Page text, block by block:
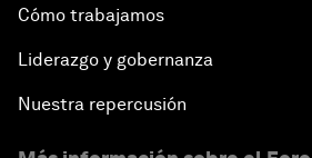
Cómo trabajamos
Liderazgo y gobernanza
Nuestra repercusión